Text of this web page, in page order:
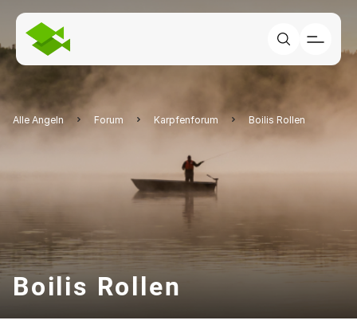
Alle Angeln Forum Karpfenforum Boilis Rollen
Boilis Rollen